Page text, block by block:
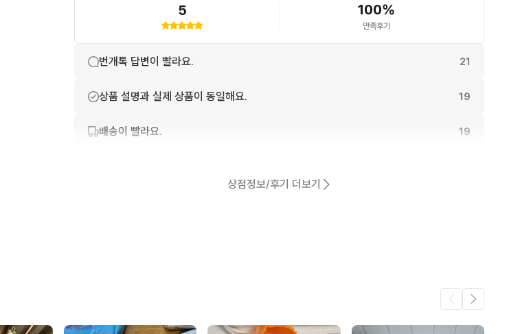
5 100%
만족후기
번개톡 답변이 빨라요. 21
상품 설명과 실제 상품이 동일해요. 19
배송이 빨라요. 19
상점정보/후기 더보기